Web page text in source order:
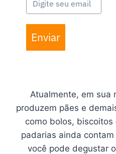
Enviar
Atualmente, em sua
produzem pães e
como bolos,
padarias ainda
você pode degustar